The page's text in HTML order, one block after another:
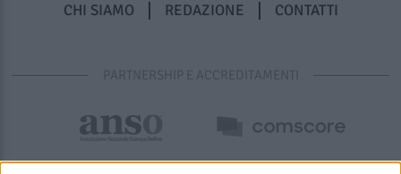
CHI SIAMO REDAZIONE CONTATTI
PARTNERSHIP E ACCREDITAMENTI